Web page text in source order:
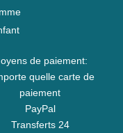
de paiement:
quelle carte de
paiement
PayPal
Transferts 24